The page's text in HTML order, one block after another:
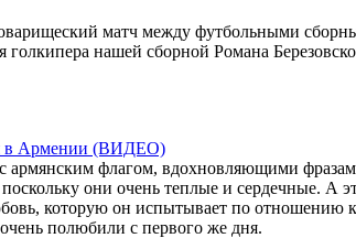
матч между футбольными
нашей сборной Романа
в Армении (ВИДЕО)
с армянским флагом, вдохновляющими
они очень теплые и сердечные. А
которую он испытывает по отношению
полюбили с первого же дня.